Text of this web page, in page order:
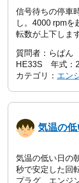
信号待ちの停車
し。4000 rpm
転数が上下しま
質問者：らぱ
HE33S 年式：
カテゴリ： エン
気温の
気温の低い日の
秒で安定した回
プラグ、エンジ